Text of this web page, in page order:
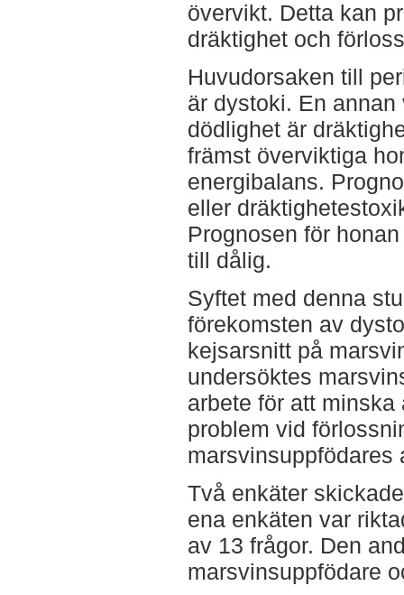
övervikt. Detta kan
dräktighet och
Huvudorsaken till
är dystoki. En
dödlighet är
främst överviktiga
energibalans.
eller
Prognosen för
till dålig.
Syftet med denna
förekomsten av
kejsarsnitt på
undersöktes
arbete för att
problem vid
marsvinsuppfödares
Två enkäter
ena enkäten var
av 13 frågor. Den
marsvinsuppfödare